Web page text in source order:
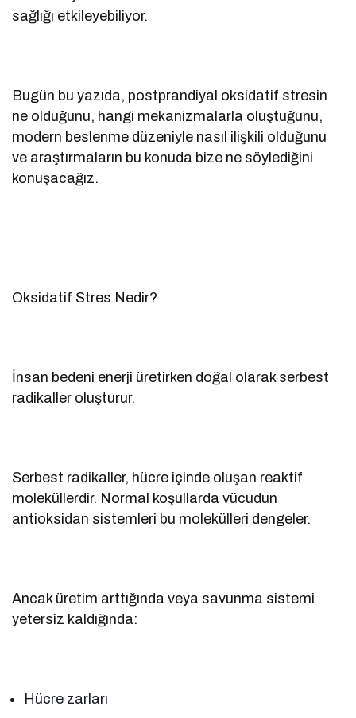
sağlığı etkileyebiliyor.
Bugün bu yazıda, postprandiyal oksidatif stresin
ne olduğunu, hangi mekanizmalarla oluştuğunu,
modern beslenme düzeniyle nasıl ilişkili olduğunu
ve araştırmaların bu konuda bize ne söylediğini
konuşacağız.
Oksidatif Stres Nedir?
İnsan bedeni enerji üretirken doğal olarak serbest
radikaller oluşturur.
Serbest radikaller, hücre içinde oluşan reaktif
moleküllerdir. Normal koşullarda vücudun
antioksidan sistemleri bu molekülleri dengeler.
Ancak üretim arttığında veya savunma sistemi
yetersiz kaldığında:
Hücre zarları